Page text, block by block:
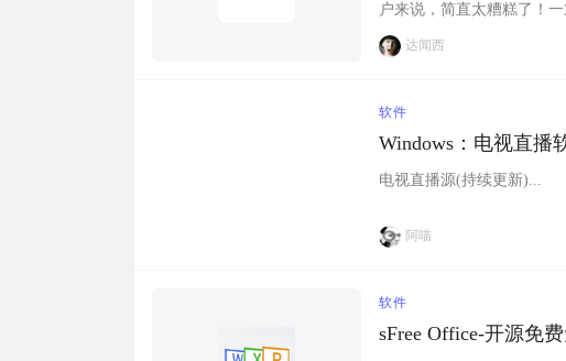
户来说，简直太糟糕了！
都是独立的，不用安装，
达闻西
软件
Windows：电视直播
电视直播源(持续更新)...
阿喵
软件
sFree Office-开源免